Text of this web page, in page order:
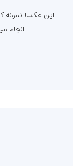
این عکسا نمونه
انجام